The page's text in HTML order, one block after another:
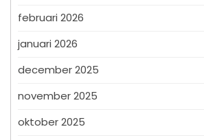
februari 2026
januari 2026
december 2025
november 2025
oktober 2025